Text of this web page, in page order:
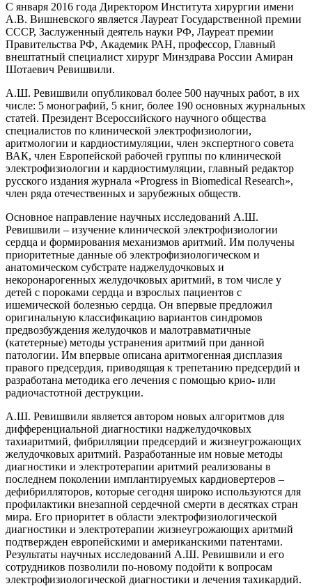
С января 2016 года Директором Института хирургии имени
А.В. Вишневского является Лауреат Государственной премии
СССР, Заслуженный деятель науки РФ, Лауреат премии
Правительства РФ, Академик РАН, профессор, Главный
внештатный специалист хирург Минздрава России Амиран
Шотаевич Ревишвили.
А.Ш. Ревишвили опубликовал более 500 научных работ, в их
числе: 5 монографий, 5 книг, более 190 основных журнальных
статей. Президент Всероссийского научного общества
специалистов по клинической электрофизиологии,
аритмологии и кардиостимуляции, член экспертного совета
ВАК, член Европейской рабочей группы по клинической
электрофизиологии и кардиостимуляции, главный редактор
русского издания журнала «Progress in Biomedical Research»,
член ряда отечественных и зарубежных обществ.
Основное направление научных исследований А.Ш.
Ревишвили – изучение клинической электрофизиологии
сердца и формирования механизмов аритмий. Им получены
приоритетные данные об электрофизиологическом и
анатомическом субстрате наджелудочковых и
некоронарогенных желудочковых аритмий, в том числе у
детей с пороками сердца и взрослых пациентов с
ишемической болезнью сердца. Он впервые предложил
оригинальную классификацию вариантов синдромов
предвозбуждения желудочков и малотравматичные
(катетерные) методы устранения аритмий при данной
патологии. Им впервые описана аритмогенная дисплазия
правого предсердия, приводящая к трепетанию предсердий и
разработана методика его лечения с помощью крио- или
радиочастотной деструкции.
А.Ш. Ревишвили является автором новых алгоритмов для
дифференциальной диагностики наджелудочковых
тахиаритмий, фибрилляции предсердий и жизнеугрожающих
желудочковых аритмий. Разработанные им новые методы
диагностики и электротерапии аритмий реализованы в
последнем поколении имплантируемых кардиовертеров –
дефибрилляторов, которые сегодня широко используются для
профилактики внезапной сердечной смерти в десятках стран
мира. Его приоритет в области электрофизиологической
диагностики и электротерапии жизнеугрожающих аритмий
подтвержден европейскими и американскими патентами.
Результаты научных исследований А.Ш. Ревишвили и его
сотрудников позволили по-новому подойти к вопросам
электрофизиологической диагностики и лечения тахикардий.